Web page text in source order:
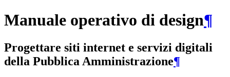
Manuale operativo di design¶
Progettare siti internet e servizi digitali
della Pubblica Amministrazione¶